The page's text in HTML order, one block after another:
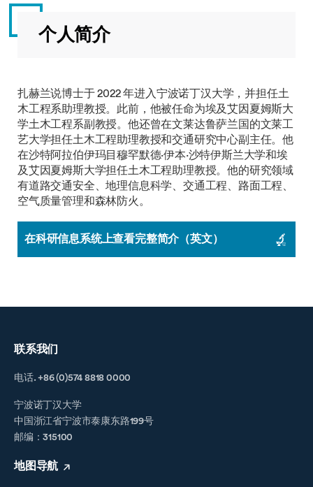
个人简介
扎赫兰说博士于 2022 年进入宁波诺丁汉大学，并担任土
木工程系助理教授。此前，他被任命为埃及艾因夏姆斯大
学土木工程系副教授。他还曾在文莱达鲁萨兰国的文莱工
艺大学担任土木工程助理教授和交通研究中心副主任。他
在沙特阿拉伯伊玛目穆罕默德·伊本·沙特伊斯兰大学和埃
及艾因夏姆斯大学担任土木工程助理教授。他的研究领域
有道路交通安全、地理信息科学、交通工程、路面工程、
空气质量管理和森林防火。
在科研信息系统上查看完整简介（英文）
联系我们
电话. +86 (0)574 8818 0000
宁波诺丁汉大学
中国浙江省宁波市泰康东路199号
邮编：315100
地图导航